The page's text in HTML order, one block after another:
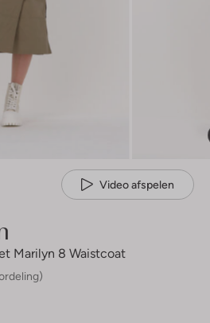
Video afspelen
Marilyn 8 Waistcoat